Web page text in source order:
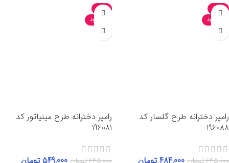
-25%
ناموجود
رامپر دخترانه طرح گلسار کد
196088
484,000 تومان
-15%
ناموجود
رامپر دخترانه طرح مینیاتور کد
196081
549,000 تومان